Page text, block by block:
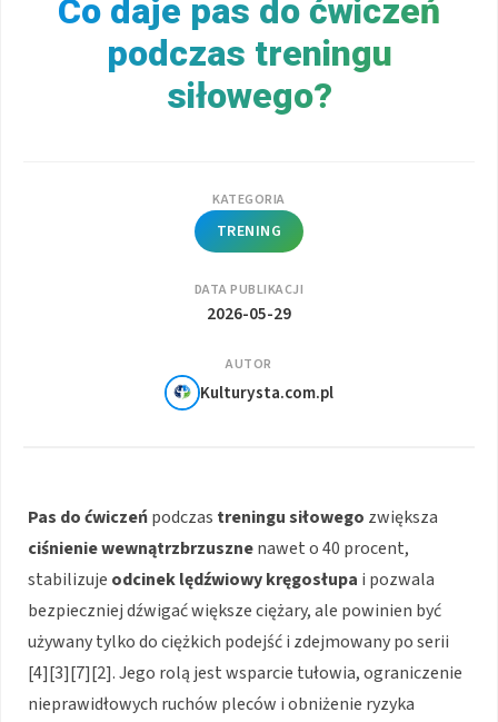
Co daje pas do ćwiczeń
podczas treningu
siłowego?
KATEGORIA
TRENING
DATA PUBLIKACJI
2026-05-29
AUTOR
Kulturysta.com.pl
Pas do ćwiczeńpodczas treningu siłowego zwiększa
ciśnienie wewnątrzbrzusznenawet o 40 procent,
stabilizuje odcinek lędźwiowy kręgosłupa i pozwala
bezpieczniej dźwigać większe ciężary, ale powinien być
używany tylko do ciężkich podejść i zdejmowany po serii
[4][3][7][2]. Jego rolą jest wsparcie tułowia, ograniczenie
nieprawidłowych ruchów pleców i obniżenie ryzyka